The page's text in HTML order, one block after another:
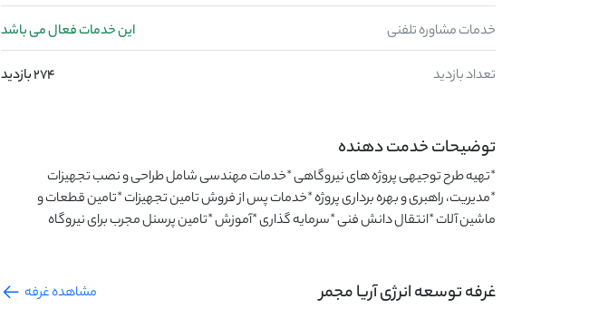
خدمات مشاوره تلفنی این خدمات فعال می باشد
تعداد بازدید 274 بازدید
توضیحات خدمت دهنده
*تهیه طرح توجیهی پروژه های نیروگاهی *خدمات مهندسی شامل طراحی و نصب تجهیزات
*مدیریت، راهبری و بهره برداری پروژه *خدمات پس از فروش تامین تجهیزات *تامین قطعات و
ماشین آلات *انتقال دانش فنی *سرمایه گذاری *آموزش *تامین پرسنل مجرب برای نیروگاه
غرفه توسعه انرژی آریا مجمر
مشاهده غرفه